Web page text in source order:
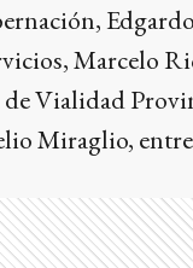
Marcelo
Vialidad
Miraglio,